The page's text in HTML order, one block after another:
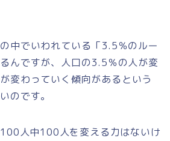
中でいわれている「3.5％のルー
んですが、人口の3.5％の人が変
変わっていく傾向があるという
のです。
人中100人を変える力はないけ